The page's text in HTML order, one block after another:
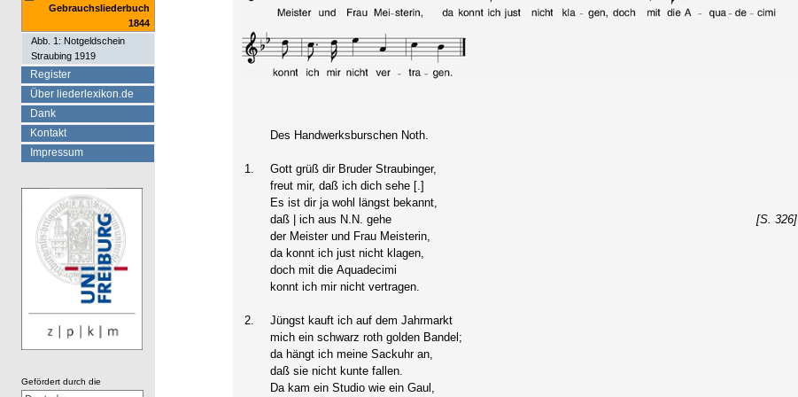
Des Handwerksburschen Noth.
1.
Gott grüß dir Bruder Straubinger,
freut mir, daß ich dich sehe [.]
Es ist dir ja wohl längst bekannt,
daß | ich aus N.N. gehe
[S. 326]
der Meister und Frau Meisterin,
da konnt ich just nicht klagen,
doch mit die Aquadecimi
konnt ich mir nicht vertragen.
2.
Jüngst kauft ich auf dem Jahrmarkt
mich ein schwarz roth golden Bandel;
da hängt ich meine Sackuhr an,
daß sie nicht kunte fallen.
Da kam ein Studio wie ein Gaul,
Gebrauchsliederbuch
1844
Abb. 1: Notgeldschein
Straubing 1919
Register
Über liederlexikon.de
Dank
Kontakt
Impressum
Gefördert durch die